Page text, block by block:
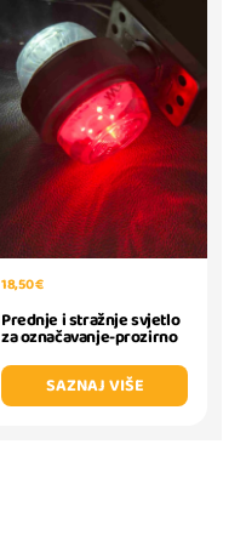
18,50 €
Prednje i stražnje svjetlo
za označavanje-prozirno
SAZNAJ VIŠE